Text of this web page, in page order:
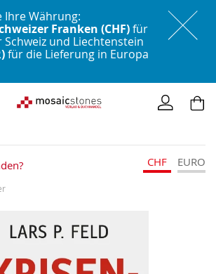
Ihre Währung:
Franken (CHF)für
und Liechtenstein
für die Lieferung in Europa
CHF EURO